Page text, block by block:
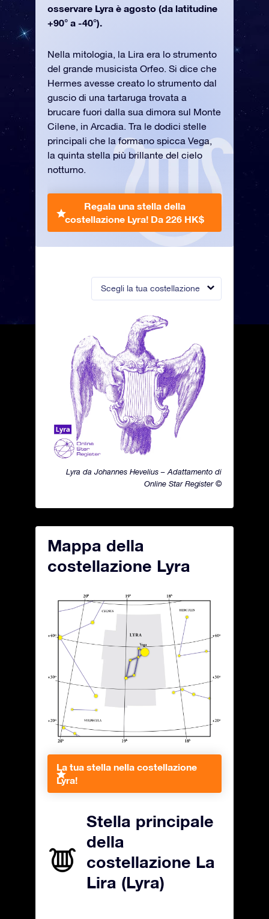
Scegli la tua costellazione
Lyra da Johannes Hevelius – Adattamento di
Online Star Register ©
osservare Lyra è agosto (da latitudine
+90° a -40°).
Nella mitologia, la Lira era lo strumento
del grande musicista Orfeo. Si dice che
Hermes avesse creato lo strumento dal
guscio di una tartaruga trovata a
brucare fuori dalla sua dimora sul Monte
Cilene, in Arcadia. Tra le dodici stelle
principali che la formano spicca Vega,
la quinta stella più brillante del cielo
notturno.
Regala una stella della
costellazione Lyra! Da 226 HK$
Mappa della
costellazione Lyra
La tua stella nella costellazione
Lyra!
Stella principale
della
costellazione La
Lira (Lyra)